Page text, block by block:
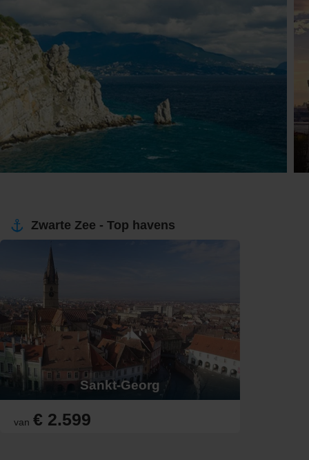
Zwarte Zee - Top havens
Sankt-Georg
van € 2.599